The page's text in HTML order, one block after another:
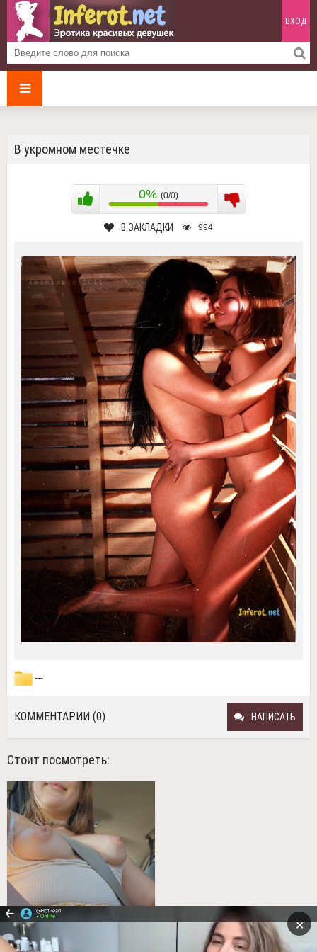
ВХОД
В укромном местечке
0% (0/0)
В ЗАКЛАДКИ 994
---
КОММЕНТАРИИ (0) НАПИСАТЬ
Стоит посмотреть:
Думаю, пора
✕